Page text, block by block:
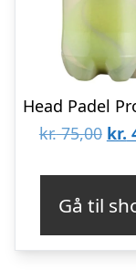
kr.75,00 Den
var:
kr.
kr.
Gå til